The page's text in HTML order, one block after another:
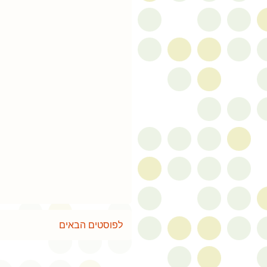
לפוסטים הבאים